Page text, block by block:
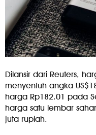
Dilansir dari Reuters,
menyentuh angka
harga Rp182.01 pada
harga satu lembar
juta rupiah.